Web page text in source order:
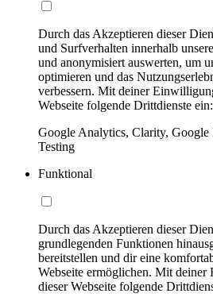
Durch das Akzeptieren dieser
und Surfverhalten innerhalb
und anonymisiert auswerten, um
optimieren und das
verbessern. Mit deiner
Webseite folgende Drittdienste ein:
Google Analytics, Clarity,
Testing
Funktional
Durch das Akzeptieren dieser
grundlegenden Funktionen
bereitstellen und dir eine
Webseite ermöglichen. Mit
dieser Webseite folgende